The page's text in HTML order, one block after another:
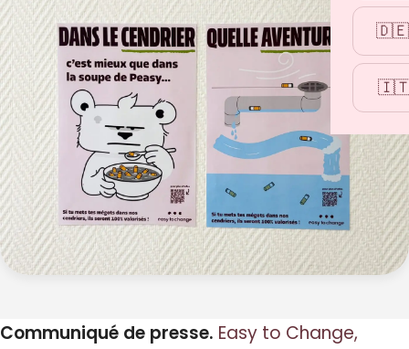
🇩🇪
Communiqué de presse. Easy to Change,